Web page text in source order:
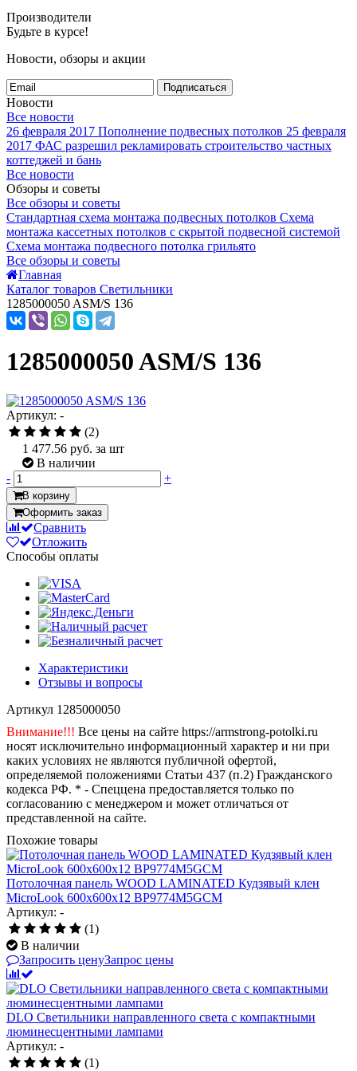
Производители
Будьте в курсе!
Новости, обзоры и акции
Подписаться
Новости
Все новости
26 февраля 2017 Пополнение подвесных потолков 25 февраля
2017 ФАС разрешил рекламировать строительство частных
коттеджей и бань
Все новости
Обзоры и советы
Все обзоры и советы
Стандартная схема монтажа подвесных потолков Схема
монтажа кассетных потолков с скрытой подвесной системой
Схема монтажа подвесного потолка грильято
Все обзоры и советы
Главная
Каталог товаров Светильники
1285000050 ASM/S 136
1285000050 ASM/S 136
Артикул: -
(2)
1 477.56 руб. за шт
В наличии
-
+
В корзину
Оформить заказ
Сравнить
Отложить
Способы оплаты
Характеристики
Отзывы и вопросы
Артикул 1285000050
Внимание!!! Все цены на сайте https://armstrong-potolki.ru
носят исключительно информационный характер и ни при
каких условиях не являются публичной офертой,
определяемой положениями Статьи 437 (п.2) Гражданского
кодекса РФ. * - Спеццена предоставляется только по
согласованию с менеджером и может отличаться от
представленной на сайте.
Похожие товары
Потолочная панель WOOD LAMINATED Кудзявый клен
MicroLook 600x600x12 BP9774M5GCM
Артикул: -
(1)
В наличии
Запросить ценуЗапрос цены
DLO Светильники направленного света c компактными
люминесцентными лампами
Артикул: -
(1)